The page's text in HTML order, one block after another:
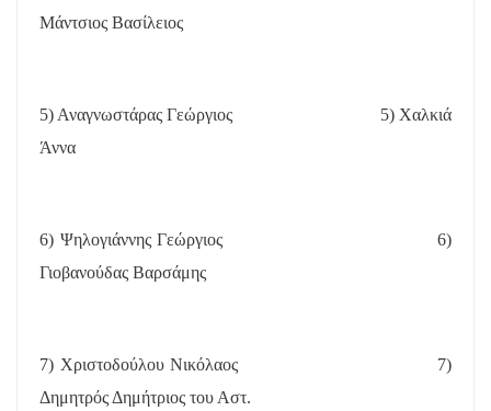
Μάντσιος Βασίλειος
5) Αναγνωστάρας Γεώργιος
5) Χαλκιά
Άννα
6) Ψηλογιάννης Γεώργιος
6)
Γιοβανούδας Βαρσάμης
7) Χριστοδούλου Νικόλαος
7)
Δημητρός Δημήτριος του Αστ.